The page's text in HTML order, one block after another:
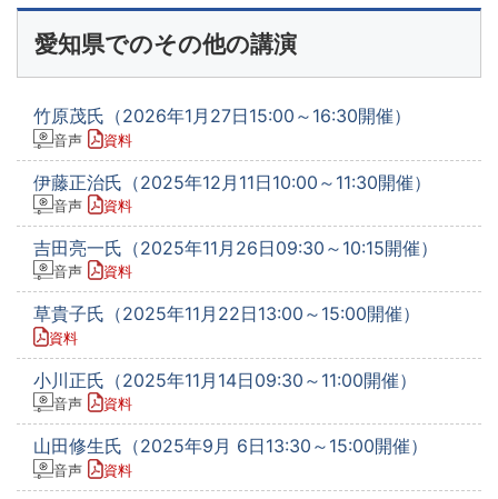
愛知県でのその他の講演
竹原茂氏（2026年1月27日15:00～16:30開催）
音声 資料
伊藤正治氏（2025年12月11日10:00～11:30開催）
音声 資料
吉田亮一氏（2025年11月26日09:30～10:15開催）
音声 資料
草貴子氏（2025年11月22日13:00～15:00開催）
資料
小川正氏（2025年11月14日09:30～11:00開催）
音声 資料
山田修生氏（2025年9月 6日13:30～15:00開催）
音声 資料